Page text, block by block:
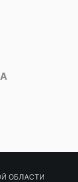
ОБЛАСТИ